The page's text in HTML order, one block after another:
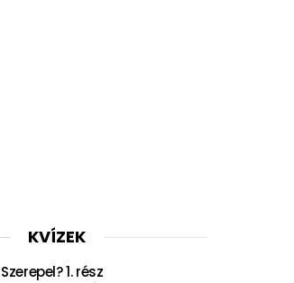
KVÍZEK
Szerepel? 1. rész